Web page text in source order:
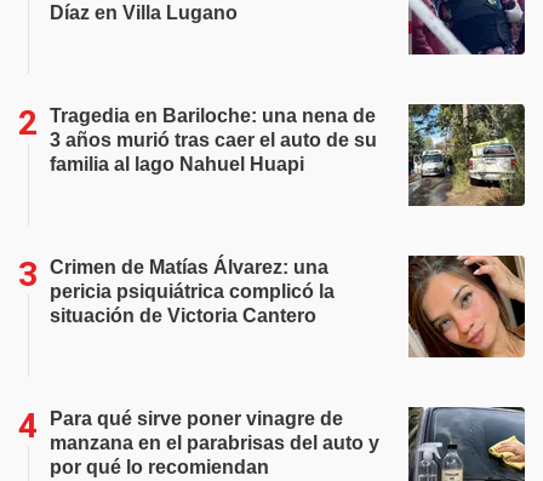
Díaz en Villa Lugano
Tragedia en Bariloche: una nena de
3 años murió tras caer el auto de su
familia al lago Nahuel Huapi
Crimen de Matías Álvarez: una
pericia psiquiátrica complicó la
situación de Victoria Cantero
Para qué sirve poner vinagre de
manzana en el parabrisas del auto y
por qué lo recomiendan